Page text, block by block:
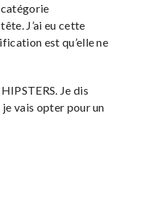
J’ai eu cette
est qu’elle ne
Je dis
vais opter pour un